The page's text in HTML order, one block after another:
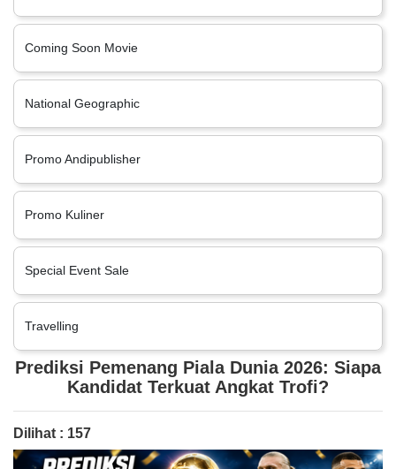
Coming Soon Movie
National Geographic
Promo Andipublisher
Promo Kuliner
Special Event Sale
Travelling
Prediksi Pemenang Piala Dunia 2026: Siapa
Kandidat Terkuat Angkat Trofi?
Dilihat : 157